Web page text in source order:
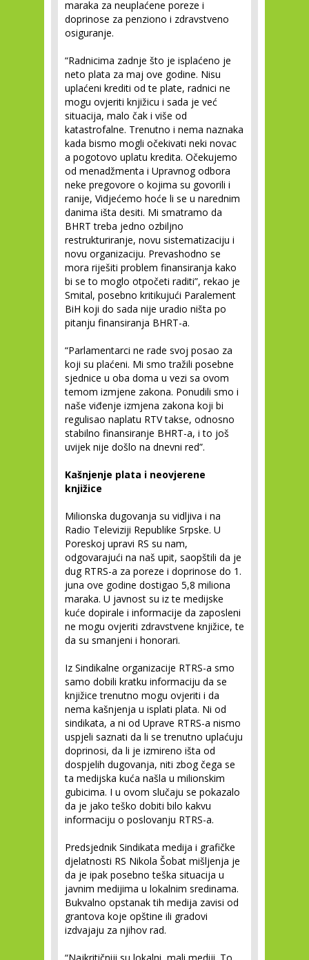
maraka za neuplaćene poreze i
doprinose za penziono i zdravstveno
osiguranje.
“Radnicima zadnje što je isplaćeno je
neto plata za maj ove godine. Nisu
uplaćeni krediti od te plate, radnici ne
mogu ovjeriti knjižicu i sada je već
situacija, malo čak i više od
katastrofalne. Trenutno i nema naznaka
kada bismo mogli očekivati neki novac
a pogotovo uplatu kredita. Očekujemo
od menadžmenta i Upravnog odbora
neke pregovore o kojima su govorili i
ranije, Vidjećemo hoće li se u narednim
danima išta desiti. Mi smatramo da
BHRT treba jedno ozbiljno
restrukturiranje, novu sistematizaciju i
novu organizaciju. Prevashodno se
mora riješiti problem finansiranja kako
bi se to moglo otpočeti raditi”, rekao je
Smital, posebno kritikujući Paralement
BiH koji do sada nije uradio ništa po
pitanju finansiranja BHRT-a.
“Parlamentarci ne rade svoj posao za
koji su plaćeni. Mi smo tražili posebne
sjednice u oba doma u vezi sa ovom
temom izmjene zakona. Ponudili smo i
naše viđenje izmjena zakona koji bi
regulisao naplatu RTV takse, odnosno
stabilno finansiranje BHRT-a, i to još
uvijek nije došlo na dnevni red”.
Kašnjenje plata i neovjerene
knjižice
Milionska dugovanja su vidljiva i na
Radio Televiziji Republike Srpske. U
Poreskoj upravi RS su nam,
odgovarajući na naš upit, saopštili da je
dug RTRS-a za poreze i doprinose do 1.
juna ove godine dostigao 5,8 miliona
maraka. U javnost su iz te medijske
kuće dopirale i informacije da zaposleni
ne mogu ovjeriti zdravstvene knjižice, te
da su smanjeni i honorari.
Iz Sindikalne organizacije RTRS-a smo
samo dobili kratku informaciju da se
knjižice trenutno mogu ovjeriti i da
nema kašnjenja u isplati plata. Ni od
sindikata, a ni od Uprave RTRS-a nismo
uspjeli saznati da li se trenutno uplaćuju
doprinosi, da li je izmireno išta od
dospjelih dugovanja, niti zbog čega se
ta medijska kuća našla u milionskim
gubicima. I u ovom slučaju se pokazalo
da je jako teško dobiti bilo kakvu
informaciju o poslovanju RTRS-a.
Predsjednik Sindikata medija i grafičke
djelatnosti RS Nikola Šobat mišljenja je
da je ipak posebno teška situacija u
javnim medijima u lokalnim sredinama.
Bukvalno opstanak tih medija zavisi od
grantova koje opštine ili gradovi
izdvajaju za njihov rad.